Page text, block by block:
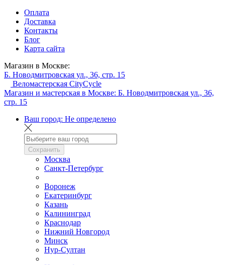
Оплата
Доставка
Контакты
Блог
Карта сайта
Магазин в Москве:
Б. Новодмитровская ул., 36, стр. 15
Веломастерская CityCycle
Магазин и мастерская в Москве: Б. Новодмитровская ул., 36,
стр. 15
Ваш город: Не определено
Сохранить
Москва
Санкт-Петербург
Воронеж
Екатеринбург
Казань
Калининград
Краснодар
Нижний Новгород
Минск
Нур-Султан